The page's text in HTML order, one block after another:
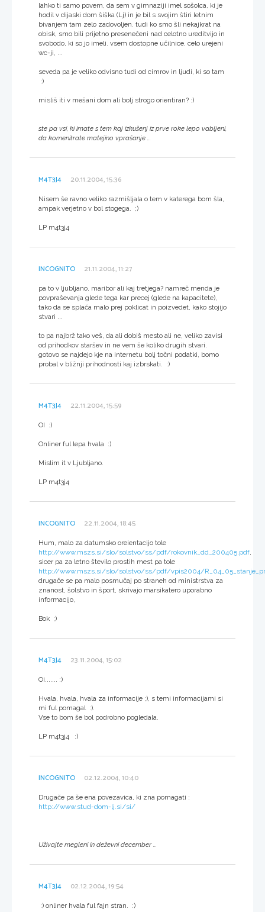
lahko ti samo povem, da sem v gimnaziji imel sošolca, ki je
hodil v dijaski dom šiška (Lj) in je bil s svojim štiri letnim
bivanjem tam zelo zadovoljen. tudi ko smo šli nekajkrat na
obisk, smo bili prijetno presenečeni nad celotno ureditvijo in
svobodo, ki so jo imeli. vsem dostopne učilnice, celo urejeni
wc-ji, ...
seveda pa je veliko odvisno tudi od cimrov in ljudi, ki so tam
:)
misliš iti v mešani dom ali bolj strogo orientiran? :)
ste pa vsi, ki imate s tem kaj izkušenj iz prve roke lepo vabljeni,
da komenitrate matejino vprašanje ...
M4T3J4 20.11.2004, 15:36
Nisem še ravno veliko razmišljala o tem v katerega bom šla,
ampak verjetno v bol stogega. ;)
LP m4t3j4
INCOGNITO 21.11.2004, 11:27
pa to v ljubljano, maribor ali kaj tretjega? namreč menda je
povpraševanja glede tega kar precej (glede na kapacitete),
tako da se splača malo prej poklicat in poizvedet, kako stojijo
stvari ...
to pa najbrž tako veš, da ali dobiš mesto ali ne, veliko zavisi
od prihodkov staršev in ne vem še koliko drugih stvari.
gotovo se najdejo kje na internetu bolj točni podatki, bomo
probal v bližnji prihodnosti kaj izbrskati. :)
M4T3J4 22.11.2004, 15:59
OI :)
Onliner ful lepa hvala :)
Mislim it v Ljubljano.
LP m4t3j4
INCOGNITO 22.11.2004, 18:45
Hum, malo za datumsko oreientacijo tole
http://www.mszs.si/slo/solstvo/ss/pdf/rokovnik_dd_200405.pdf
sicer pa za letno število prostih mest pa tole
http://www.mszs.si/slo/solstvo/ss/pdf/vpis2004/
drugače se pa malo posmučaj po straneh od ministrstva za
znanost, šolstvo in šport, skrivajo marsikatero uporabno
informacijo,
Bok ;)
M4T3J4 23.11.2004, 15:02
Oi....... :)
Hvala, hvala, hvala za informacije ;), s temi informacijami si
mi ful pomagal :).
Vse to bom še bol podrobno pogledala.
LP m4t3j4 :)
INCOGNITO 02.12.2004, 10:40
Drugače pa še ena povezavica, ki zna pomagati :
http://www.stud-dom-lj.si/si/
Uživajte megleni in deževni december ...
M4T3J4 02.12.2004, 19:54
:) onliner hvala ful fajn stran. :)